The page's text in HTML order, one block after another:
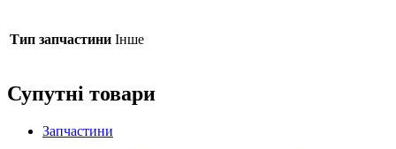
Тип запчастини Інше
Супутні товари
Запчастини